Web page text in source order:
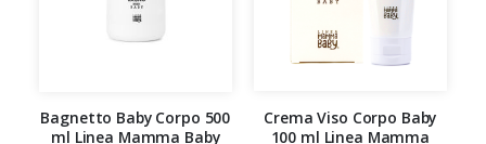
Bagnetto Baby Corpo 500
ml Linea Mamma Baby
Crema Viso Corpo Baby
100 ml Linea Mamma